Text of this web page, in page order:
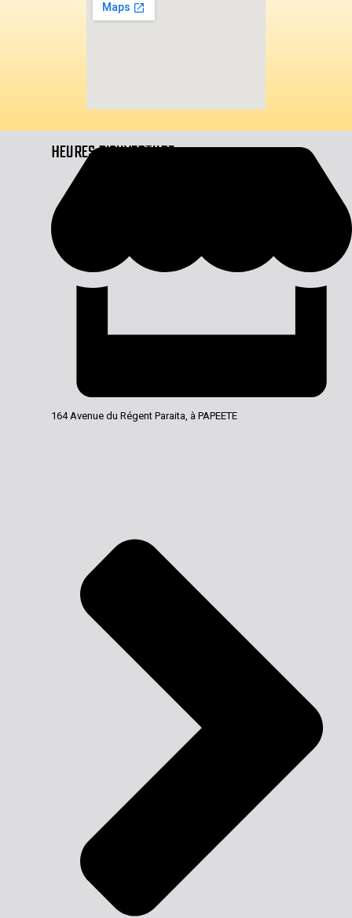
HEURES D'OUVERTURE
164 Avenue du Régent Paraita, à PAPEETE